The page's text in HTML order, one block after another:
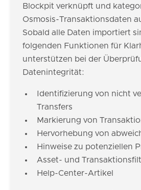
Blockpit verknüpft und
Osmosis-Transaktionsdaten
Sobald alle Daten importiert
folgenden Funktionen für
unterstützen bei der
Datenintegrität:
Identifizierung von nicht
Transfers
Markierung von
Hervorhebung von
Hinweise zu potenziellen
Asset- und
Help-Center-Artikel